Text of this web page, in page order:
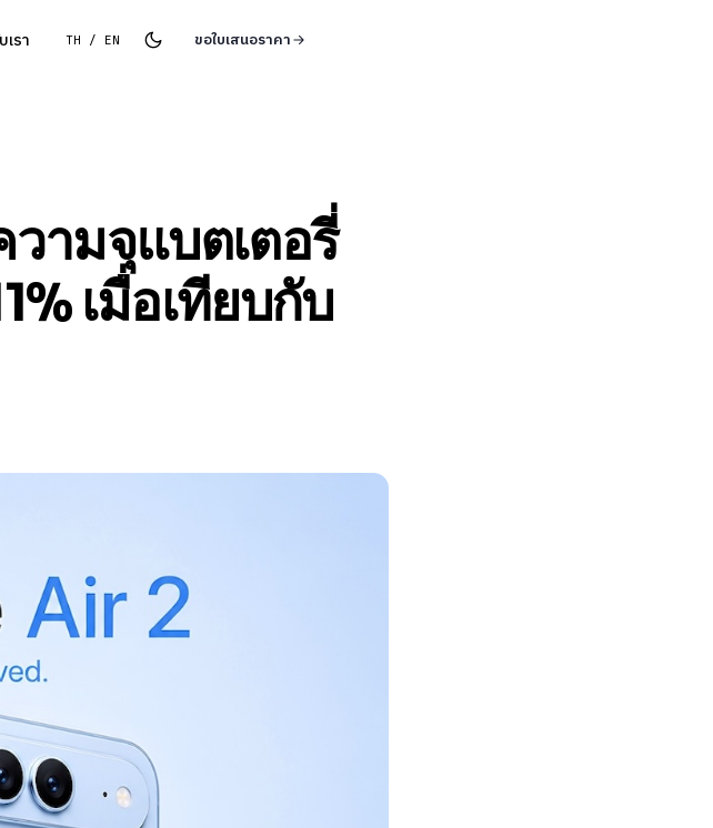
รา TH / EN ขอใบเสนอราคา
ามจุแบตเตอรี่
เมื่อเทียบกับ